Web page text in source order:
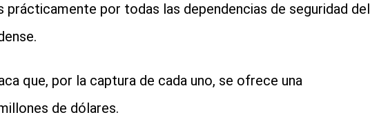
prácticamente por todas las dependencias de seguridad del
que, por la captura de cada uno, se ofrece una
de dólares.